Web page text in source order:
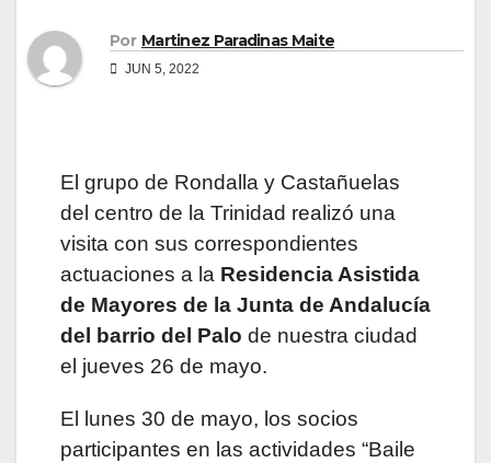
Por Martinez Paradinas Maite
JUN 5, 2022
El grupo de Rondalla y Castañuelas
del centro de la Trinidad realizó una
visita con sus correspondientes
actuaciones a la Residencia Asistida
de Mayores de la Junta de Andalucía
del barrio del Palo de nuestra ciudad
el jueves 26 de mayo.
El lunes 30 de mayo, los socios
participantes en las actividades “Baile